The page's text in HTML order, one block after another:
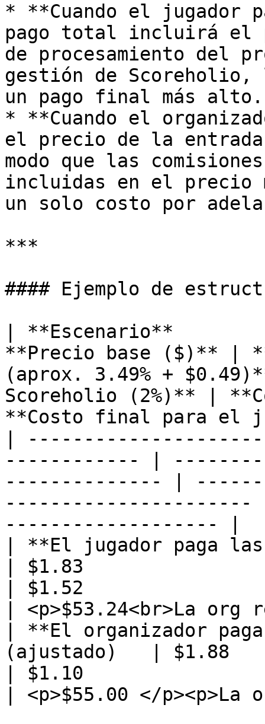
* **Cuando el jugador
pago total incluirá el
de procesamiento del
gestión de Scoreholio,
un pago final más alto.
* **Cuando el
el precio de la
modo que las
incluidas en el precio
un solo costo por
***
#### Ejemplo de
| **Escenario**
**Precio base ($)** |
(aprox. 3.49% +
Scoreholio (2%)** |
**Costo final para
|
------------ |
-------------- |
------------------- |
| **El jugador paga
| $1.83
| $1.52
| <p>$53.24<br>La
| **El organizador
(ajustado)   | $1.88
| $1.10
| <p>$55.00 </